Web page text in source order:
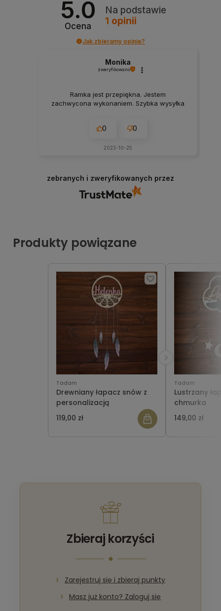
5.0
Ocena
Na podstawie
1 opinii
Jak zbieramy opinie?
Monika
zweryfikowano
Ramka jest przepiękna. Jestem
zachwycona wykonaniem. Szybka wysyłka
0 0
2023-10-25
zebranych i zweryfikowanych przez
Produkty powiązane
Tadam
Drewniany łapacz snów z
personalizacją
119,00 zł
Tadam
Lustrzany
chmurka
149,00 zł
Zbieraj korzyści
Zarejestruj się i zbieraj punkty
Masz już konto? Zaloguj się